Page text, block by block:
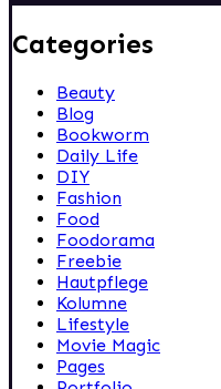
Categories
Beauty
Blog
Bookworm
Daily Life
DIY
Fashion
Food
Foodorama
Freebie
Hautpflege
Kolumne
Lifestyle
Movie Magic
Pages